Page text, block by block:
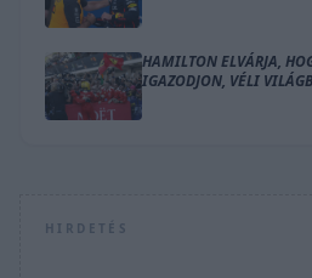
HAMILTON ELVÁRJA,
IGAZODJON, VÉLI
HIRDETÉS